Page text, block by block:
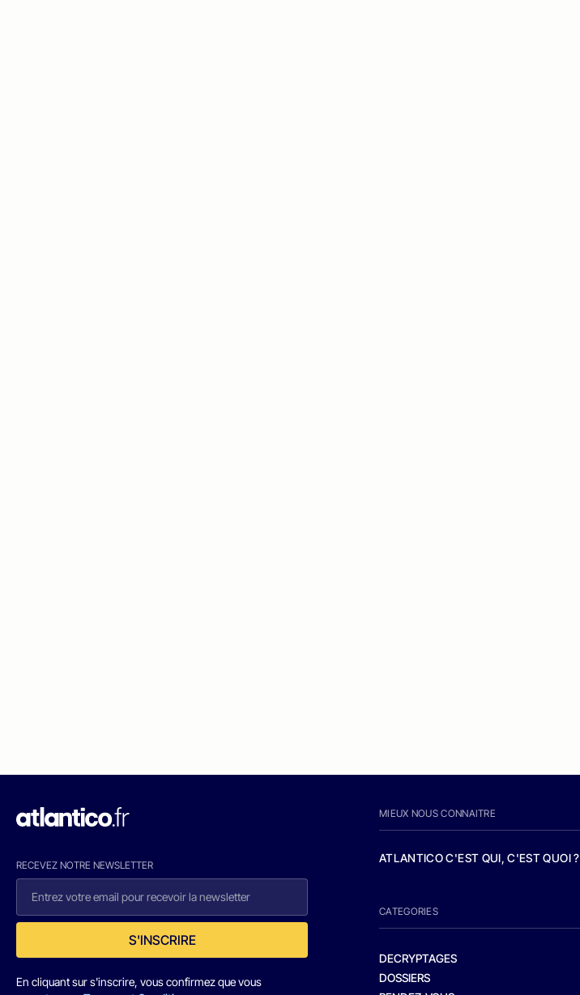
RECEVEZ NOTRE NEWSLETTER
S'INSCRIRE
En cliquant sur s'inscrire, vous confirmez que vous
MIEUX NOUS CONNAITRE
ATLANTICO C'EST QUI, C'EST QUOI ?
CATEGORIES
DECRYPTAGES
DOSSIERS